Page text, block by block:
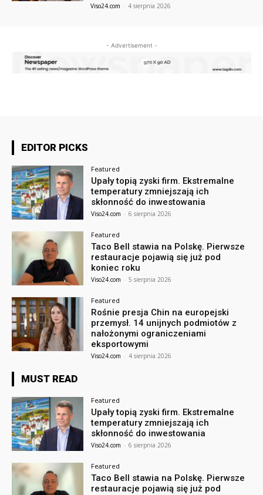
Viso24.com - 4 sierpnia 2026
- Advertisement -
EDITOR PICKS
Featured
Upały topią zyski firm. Ekstremalne
temperatury zmniejszają ich
skłonność do inwestowania
Viso24.com - 6 sierpnia 2026
Featured
Taco Bell stawia na Polskę. Pierwsze
restauracje pojawią się już pod
koniec roku
Viso24.com - 5 sierpnia 2026
Featured
Rośnie presja Chin na europejski
przemysł. 14 unijnych podmiotów z
nałożonymi ograniczeniami
eksportowymi
Viso24.com - 4 sierpnia 2026
MUST READ
Featured
Upały topią zyski firm. Ekstremalne
temperatury zmniejszają ich
skłonność do inwestowania
Viso24.com - 6 sierpnia 2026
Featured
Taco Bell stawia na Polskę. Pierwsze
restauracje pojawią się już pod